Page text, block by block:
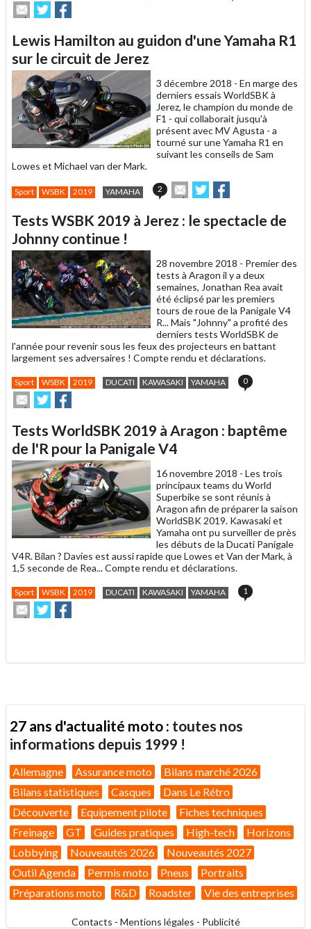
Envoyer
cet
à
un
ami
Partager
sur
sur
Lewis Hamilton au guidon d'une Yamaha R1
sur le circuit de Jerez
3 décembre 2018 - En marge des
derniers essais WorldSBK à
Jerez, le champion du monde de
F1 - qui collaborait jusqu'à
présent avec MV Agusta - a
tourné sur une Yamaha R1 en
suivant les conseils de Sam
Lowes et Michael van der Mark.
Sport WSBK 2019 YAMAHA 2
Envoyer
cet
à
Partager
sur sur
Tests WSBK 2019 à Jerez : le spectacle de
Johnny continue !
28 novembre 2018 - Premier des
tests à Aragon il y a deux
semaines, Jonathan Rea avait
été éclipsé par les premiers
tours de roue de la Panigale V4
R... Mais "Johnny" a profité des
derniers tests WorldSBK de
l'année pour revenir sous les feux des projecteurs en battant
largement ses adversaires ! Compte rendu et déclarations.
Sport WSBK 2019 DUCATI KAWASAKI YAMAHA 0
Envoyer
cet
un
ami
Partager
sur
sur
Tests WorldSBK 2019 à Aragon : baptême
de l'R pour la Panigale V4
16 novembre 2018 - Les trois
principaux teams du World
Superbike se sont réunis à
Aragon afin de préparer la saison
WorldSBK 2019. Kawasaki et
Yamaha ont pu surveiller de près
les débuts de la Ducati Panigale
V4R. Bilan ? Davies est aussi rapide que Lowes et Van der Mark, à
1,5 seconde de Rea... Compte rendu et déclarations.
Sport WSBK 2019 DUCATI KAWASAKI YAMAHA 1
Envoyer
cet
ami
Partager
sur
sur
27 ans d'actualité moto : toutes nos
informations depuis 1999 !
Allemagne Assurance moto
Bilans marché 2026
Bilans statistiques
Casques
Dans Le Rétro
Découverte
Equipement pilote
Fiches techniques
Freinage
GT Guides pratiques High-tech
Horizons
Lobbying
Nouveautés 2026
Nouveautés 2027
Outil Agenda
Permis moto Pneus
Portraits
Préparations moto
R&D Roadster Vie des entreprises
Contacts - Mentions légales - Publicité